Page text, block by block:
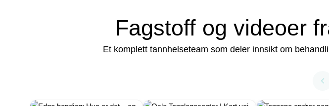
Fagstoff og videoer
Et komplett tannhelseteam som deler innsikt om